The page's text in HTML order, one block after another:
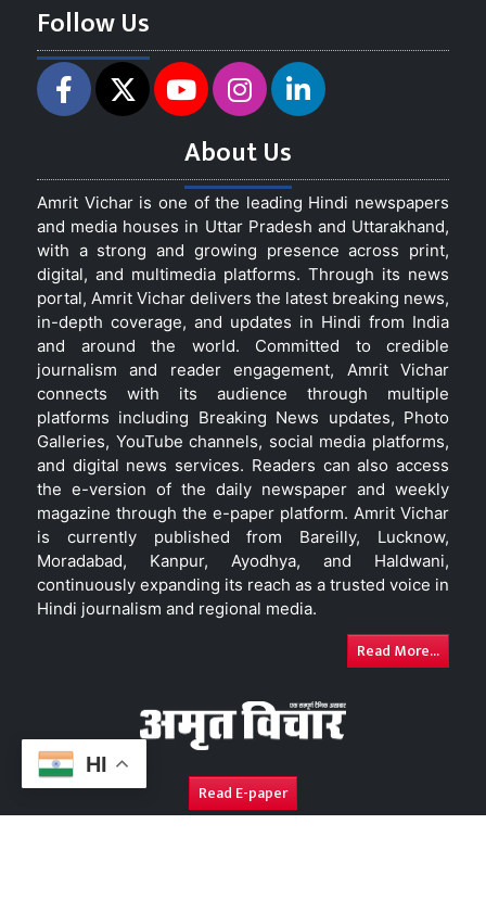
HI
Follow Us
About Us
Amrit Vichar is one of the leading Hindi newspapers
and media houses in Uttar Pradesh and Uttarakhand,
with a strong and growing presence across print,
digital, and multimedia platforms. Through its news
portal, Amrit Vichar delivers the latest breaking news,
in-depth coverage, and updates in Hindi from India
and around the world. Committed to credible
journalism and reader engagement, Amrit Vichar
connects with its audience through multiple
platforms including Breaking News updates, Photo
Galleries, YouTube channels, social media platforms,
and digital news services. Readers can also access
the e-version of the daily newspaper and weekly
magazine through the e-paper platform. Amrit Vichar
is currently published from Bareilly, Lucknow,
Moradabad, Kanpur, Ayodhya, and Haldwani,
continuously expanding its reach as a trusted voice in
Hindi journalism and regional media.
Read More...
Read E-paper